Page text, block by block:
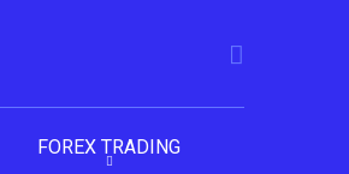
FOREX TRADING